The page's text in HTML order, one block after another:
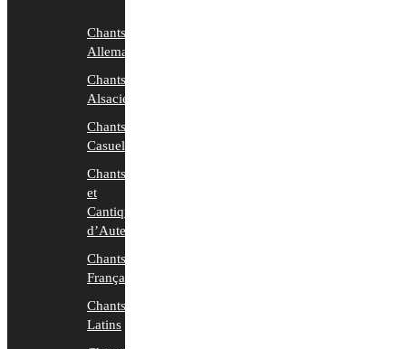
Chants
Allemands
Chants
Alsaciens
Chants
Casuels
Chants
et
Cantiques
d’Auteurs
Chants
Français
Chants
Latins